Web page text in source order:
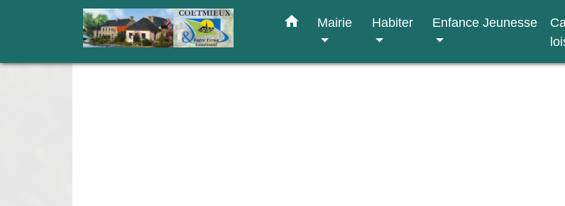
home Mairie Habiter Enfance Jeunesse